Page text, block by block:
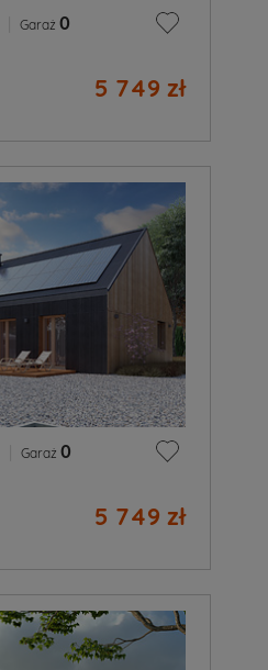
Garaż 0
5 749 zł
Garaż 0
5 749 zł